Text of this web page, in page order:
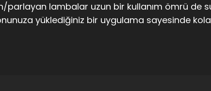
parlayan lambalar uzun bir kullanım ömrü de
yüklediğiniz bir uygulama sayesinde